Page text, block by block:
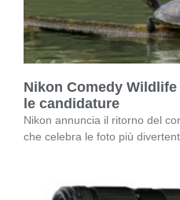
Nikon Comedy
le candidature
Nikon annuncia il ritorno del
che celebra le foto più